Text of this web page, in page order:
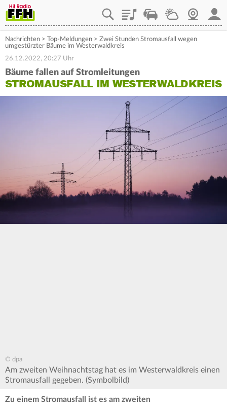
PlaylistStaupilotWetterWebcam
Nachrichten > Top-Meldungen > Zwei Stunden Stromausfall wegen
umgestürzter Bäume im Westerwaldkreis
26.12.2022, 20:27 Uhr
Bäume fallen auf Stromleitungen
STROMAUSFALL IM WESTERWALDKREIS
© dpa
Am zweiten Weihnachtstag hat es im Westerwaldkreis einen
Stromausfall gegeben. (Symbolbild)
Zu einem Stromausfall ist es am zweiten